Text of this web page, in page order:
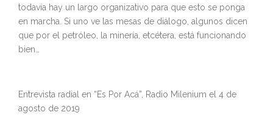
todavía hay un largo organizativo para que esto se ponga
en marcha. Si uno ve las mesas de diálogo, algunos dicen
que por el petróleo, la minería, etcétera, está funcionando
bien…
Entrevista radial en “Es Por Acá”, Radio Milenium el 4 de
agosto de 2019